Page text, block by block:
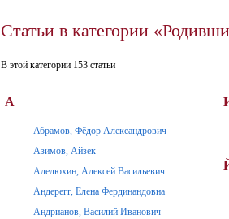
Статьи в категории
В этой категории 153 статьи
А
Абрамов, Фёдор Александрович
Азимов, Айзек
Алелюхин, Алексей Васильевич
Андерегг, Елена Фердинандовна
Андрианов, Василий Иванович